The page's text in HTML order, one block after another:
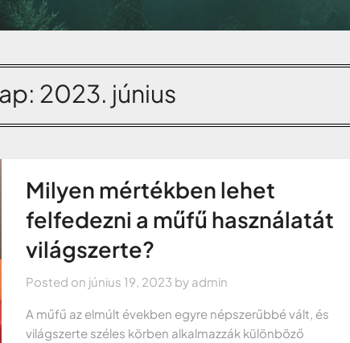
2023. június
Milyen mértékben lehet
felfedezni a műfű használatát
világszerte?
Posted on június 19, 2023 by admin
A műfű az elmúlt években egyre népszerűbbé vált, és
világszerte széles körben alkalmazzák különböző